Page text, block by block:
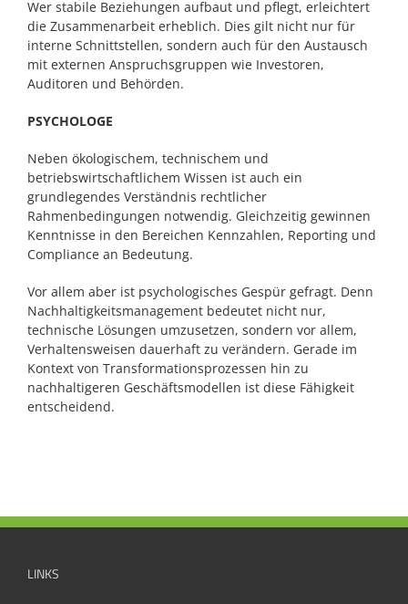
Wer stabile Beziehungen aufbaut und pflegt, erleichtert
die Zusammenarbeit erheblich. Dies gilt nicht nur für
interne Schnittstellen, sondern auch für den Austausch
mit externen Anspruchsgruppen wie Investoren,
Auditoren und Behörden.
PSYCHOLOGE
Neben ökologischem, technischem und
betriebswirtschaftlichem Wissen ist auch ein
grundlegendes Verständnis rechtlicher
Rahmenbedingungen notwendig. Gleichzeitig gewinnen
Kenntnisse in den Bereichen Kennzahlen, Reporting und
Compliance an Bedeutung.
Vor allem aber ist psychologisches Gespür gefragt. Denn
Nachhaltigkeitsmanagement bedeutet nicht nur,
technische Lösungen umzusetzen, sondern vor allem,
Verhaltensweisen dauerhaft zu verändern. Gerade im
Kontext von Transformationsprozessen hin zu
nachhaltigeren Geschäftsmodellen ist diese Fähigkeit
entscheidend.
LINKS